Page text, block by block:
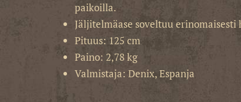
paikoilla.
Jäljitelmäase soveltuu
Pituus: 125 cm
Paino: 2,78 kg
Valmistaja: Denix, Espanja